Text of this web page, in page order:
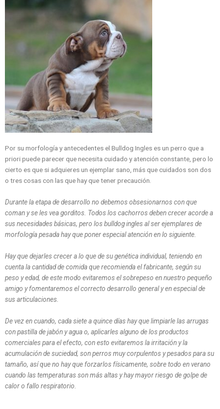
Por su morfología y antecedentes el Bulldog Ingles es un perro que a
priori puede parecer que necesita cuidado y atención constante, pero lo
cierto es que si adquieres un ejemplar sano, más que cuidados son dos
o tres cosas con las que hay que tener precaución.
Durante la etapa de desarrollo no debemos obsesionarnos con que
coman y se les vea gorditos. Todos los cachorros deben crecer acorde a
sus necesidades básicas, pero los bulldog ingles al ser ejemplares de
morfología pesada hay que poner especial atención en lo siguiente.
Hay que dejarles crecer a lo que de su genética individual, teniendo en
cuenta la cantidad de comida que recomienda el fabricante, según su
peso y edad, de este modo evitaremos el sobrepeso en nuestro pequeño
amigo y fomentaremos el correcto desarrollo general y en especial de
sus articulaciones.
De vez en cuando, cada siete a quince días hay que limpiarle las arrugas
con pastilla de jabón y agua o, aplicarles alguno de los productos
comerciales para el efecto, con esto evitaremos la irritación y la
acumulación de suciedad, son perros muy corpulentos y pesados para su
tamaño, así que no hay que forzarlos físicamente, sobre todo en verano
cuando las temperaturas son más altas y hay mayor riesgo de golpe de
calor o fallo respiratorio.